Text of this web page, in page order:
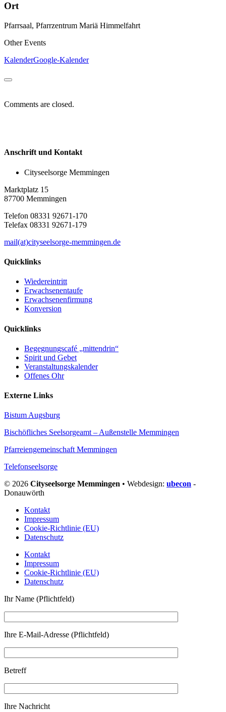
Ort
Pfarrsaal, Pfarrzentrum Mariä Himmelfahrt
Other Events
KalenderGoogle-Kalender
Comments are closed.
Anschrift und Kontakt
Cityseelsorge Memmingen
Marktplatz 15
87700 Memmingen
Telefon 08331 92671-170
Telefax 08331 92671-179
mail(at)cityseelsorge-memmingen.de
Quicklinks
Wiedereintritt
Erwachsenentaufe
Erwachsenenfirmung
Konversion
Quicklinks
Begegnungscafé „mittendrin“
Spirit und Gebet
Veranstaltungskalender
Offenes Ohr
Externe Links
Bistum Augsburg
Bischöfliches Seelsorgeamt – Außenstelle Memmingen
Pfarreiengemeinschaft Memmingen
Telefonseelsorge
© 2026 Cityseelsorge Memmingen • Webdesign: ubecon -
Donauwörth
Kontakt
Impressum
Cookie-Richtlinie (EU)
Datenschutz
Kontakt
Impressum
Cookie-Richtlinie (EU)
Datenschutz
Ihr Name (Pflichtfeld)
Ihre E-Mail-Adresse (Pflichtfeld)
Betreff
Ihre Nachricht